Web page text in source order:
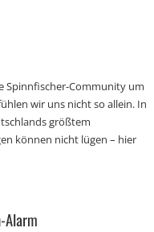
Spinnfischer-Community um
wir uns nicht so allein. In
größtem
können nicht lügen – hier
Alarm